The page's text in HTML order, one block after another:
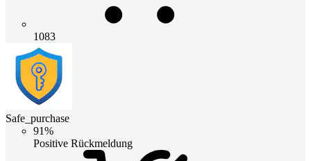
1083
Safe_purchase
91%
Positive Rückmeldung